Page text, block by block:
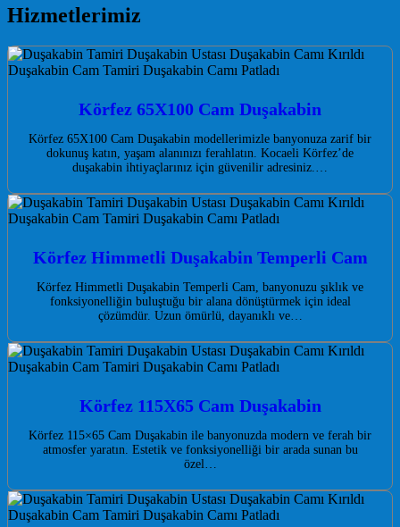
Hizmetlerimiz
Körfez 65X100 Cam Duşakabin
Körfez 65X100 Cam Duşakabin modellerimizle banyonuza zarif bir
dokunuş katın, yaşam alanınızı ferahlatın. Kocaeli Körfez’de
duşakabin ihtiyaçlarınız için güvenilir adresiniz.…
Körfez Himmetli Duşakabin Temperli Cam
Körfez Himmetli Duşakabin Temperli Cam, banyonuzu şıklık ve
fonksiyonelliğin buluştuğu bir alana dönüştürmek için ideal
çözümdür. Uzun ömürlü, dayanıklı ve…
Körfez 115X65 Cam Duşakabin
Körfez 115×65 Cam Duşakabin ile banyonuzda modern ve ferah bir
atmosfer yaratın. Estetik ve fonksiyonelliği bir arada sunan bu
özel…